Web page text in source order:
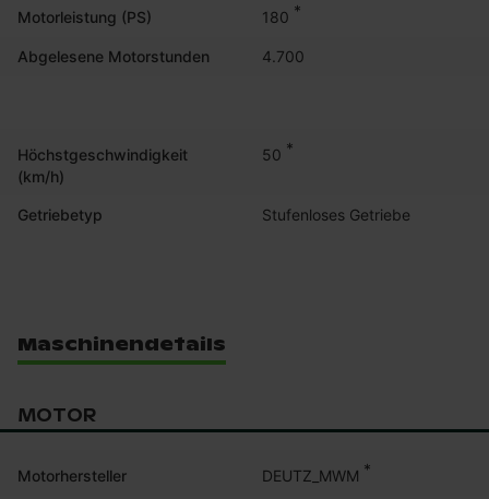
Motorleistung (PS) 180 *
Abgelesene Motorstunden 4.700
Höchstgeschwindigkeit
(km/h)
50 *
Getriebetyp Stufenloses Getriebe
Maschinendetails
MOTOR
Motorhersteller DEUTZ_MWM *